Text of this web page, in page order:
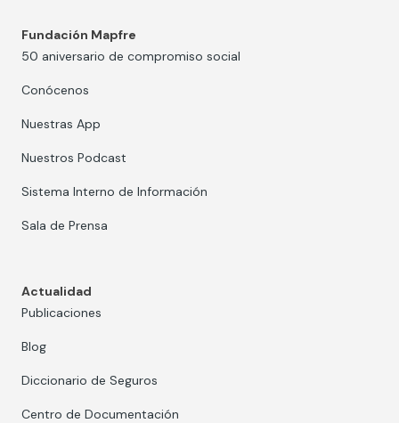
Fundación Mapfre
50 aniversario de compromiso social
Conócenos
Nuestras App
Nuestros Podcast
Sistema Interno de Información
Sala de Prensa
Actualidad
Publicaciones
Blog
Diccionario de Seguros
Centro de Documentación